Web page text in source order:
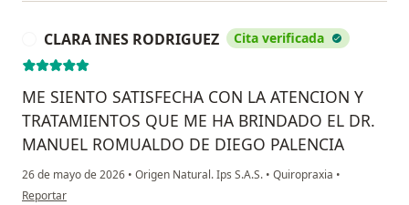
CLARA INES RODRIGUEZ Cita verificada
ME SIENTO SATISFECHA CON LA ATENCION Y
TRATAMIENTOS QUE ME HA BRINDADO EL DR.
MANUEL ROMUALDO DE DIEGO PALENCIA
26 de mayo de 2026 • Origen Natural. Ips S.A.S. • Quiropraxia •
en opinión del usuario CLARA INES RODRIGUEZ
Reportar